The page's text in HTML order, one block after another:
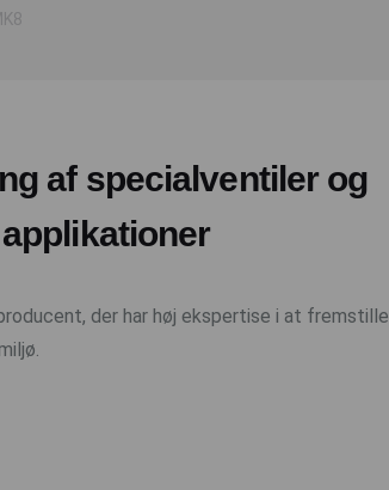
af specialventiler og
der har høj ekspertise i at fremstille